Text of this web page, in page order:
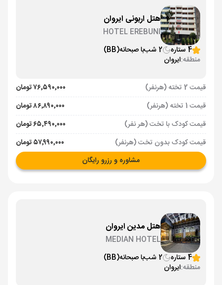
هتل اربونی ایروان
HOTEL EREBUNI
4 ستاره
2 شب با صبحانه(BB)
منطقه:ایروان
قیمت 2 تخته (هرنفر)
۷۶٬۵۹۰٬۰۰۰ تومان
قیمت 1 تخته (هرنفر)
۸۶٬۸۹۰٬۰۰۰ تومان
قیمت کودک با تخت (هر نفر)
۶۵٬۴۹۰٬۰۰۰ تومان
قیمت کودک بدون تخت (هرنفر)
۵۷٬۹۹۰٬۰۰۰ تومان
مشاوره و رزرو رایگان
هتل مدین ایروان
MEDIAN HOTEL
4 ستاره
2 شب با صبحانه(BB)
منطقه:ایروان